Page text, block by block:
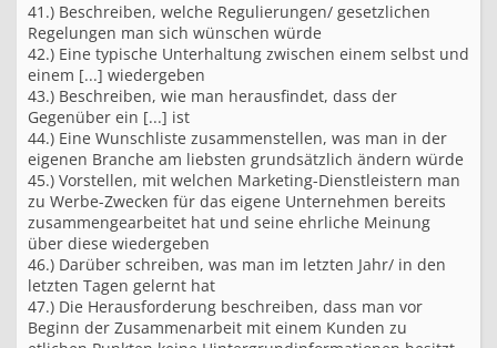
41.) Beschreiben, welche Regulierungen/ gesetzlichen
Regelungen man sich wünschen würde
42.) Eine typische Unterhaltung zwischen einem selbst und
einem [...] wiedergeben
43.) Beschreiben, wie man herausfindet, dass der
Gegenüber ein [...] ist
44.) Eine Wunschliste zusammenstellen, was man in der
eigenen Branche am liebsten grundsätzlich ändern würde
45.) Vorstellen, mit welchen Marketing-Dienstleistern man
zu Werbe-Zwecken für das eigene Unternehmen bereits
zusammengearbeitet hat und seine ehrliche Meinung
über diese wiedergeben
46.) Darüber schreiben, was man im letzten Jahr/ in den
letzten Tagen gelernt hat
47.) Die Herausforderung beschreiben, dass man vor
Beginn der Zusammenarbeit mit einem Kunden zu